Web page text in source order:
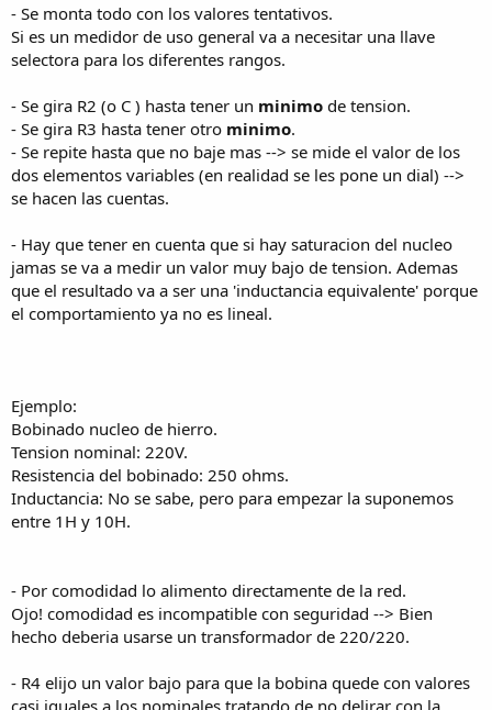
- Se monta todo con los valores tentativos.
Si es un medidor de uso general va a necesitar una llave
selectora para los diferentes rangos.
- Se gira R2 (o C ) hasta tener un minimo de tension.
- Se gira R3 hasta tener otro minimo.
- Se repite hasta que no baje mas --> se mide el valor de los
dos elementos variables (en realidad se les pone un dial) -->
se hacen las cuentas.
- Hay que tener en cuenta que si hay saturacion del nucleo
jamas se va a medir un valor muy bajo de tension. Ademas
que el resultado va a ser una 'inductancia equivalente' porque
el comportamiento ya no es lineal.
Ejemplo:
Bobinado nucleo de hierro.
Tension nominal: 220V.
Resistencia del bobinado: 250 ohms.
Inductancia: No se sabe, pero para empezar la suponemos
entre 1H y 10H.
- Por comodidad lo alimento directamente de la red.
Ojo! comodidad es incompatible con seguridad --> Bien
hecho deberia usarse un transformador de 220/220.
- R4 elijo un valor bajo para que la bobina quede con valores
casi iguales a los nominales tratando de no delirar con la